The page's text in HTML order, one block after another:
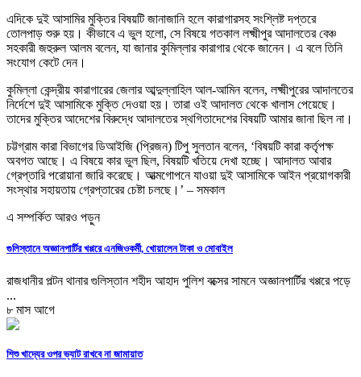
এদিকে দুই আসামির মুক্তির বিষয়টি জানাজানি হলে কারাগারসহ সংশ্লিষ্ট দপ্তরে
তোলপাড় শুরু হয়। কীভাবে এ ভুল হলো, সে বিষয়ে গতকাল লক্ষ্মীপুর আদালতের বেঞ্চ
সহকারী জহুরুল আলম বলেন, যা জানার কুমিল্লার কারাগার থেকে জানেন। এ বলে তিনি
সংযোগ কেটে দেন।
কুমিল্লা কেন্দ্রীয় কারাগারের জেলার আব্দুল্লাহিল আল-আমিন বলেন, লক্ষ্মীপুরের আদালতের
নির্দেশে দুই আসামিকে মুক্তি দেওয়া হয়। তারা ওই আদালত থেকে খালাস পেয়েছে।
তাদের মুক্তির আদেশের বিরুদ্ধে আদালতের স্থগিতাদেশের বিষয়টি আমার জানা ছিল না।
চট্টগ্রাম কারা বিভাগের ডিআইজি (প্রিজন) টিপু সুলতান বলেন, ‘বিষয়টি কারা কর্তৃপক্ষ
অবগত আছে। এ বিষয়ে কার ভুল ছিল, বিষয়টি খতিয়ে দেখা হচ্ছে। আদালত আবার
গ্রেপ্তারি পরোয়ানা জারি করেছে। আত্মগোপনে যাওয়া দুই আসামিকে আইন প্রয়োগকারী
সংস্থার সহায়তায় গ্রেপ্তারের চেষ্টা চলছে।’ – সমকাল
এ সম্পর্কিত আরও পড়ুন
গুলিস্তানে অজ্ঞানপার্টির খপ্পরে এনজিওকর্মী, খোয়ালেন টাকা ও মোবাইল
রাজধানীর পল্টন থানার গুলিস্তান শহীদ আহাদ পুলিশ বক্সের সামনে অজ্ঞানপার্টির খপ্পরে পড়ে
...
৮ মাস আগে
শিশু খাদ্যের ওপর ভ্যাট রাখবে না জামায়াত